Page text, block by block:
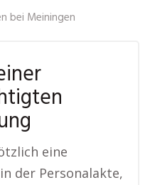
bei Meiningen
eine
der Personalakte,